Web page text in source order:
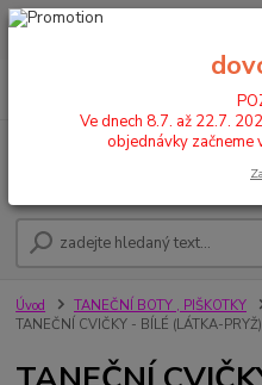
POZOR : Ve dnech 8.7. až
Úvod TANEČNÍ BOTY , PIŠKOTKY
TANEČNÍ CVIČKY - BÍLÉ (LÁTKA-PRYŽ)
Ve dnech 8.7. až 22.7.
objednávky